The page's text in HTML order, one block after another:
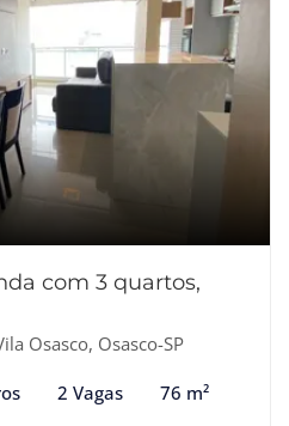
com 3 quartos,
Osasco, Osasco-SP
2 Vagas 76 m²